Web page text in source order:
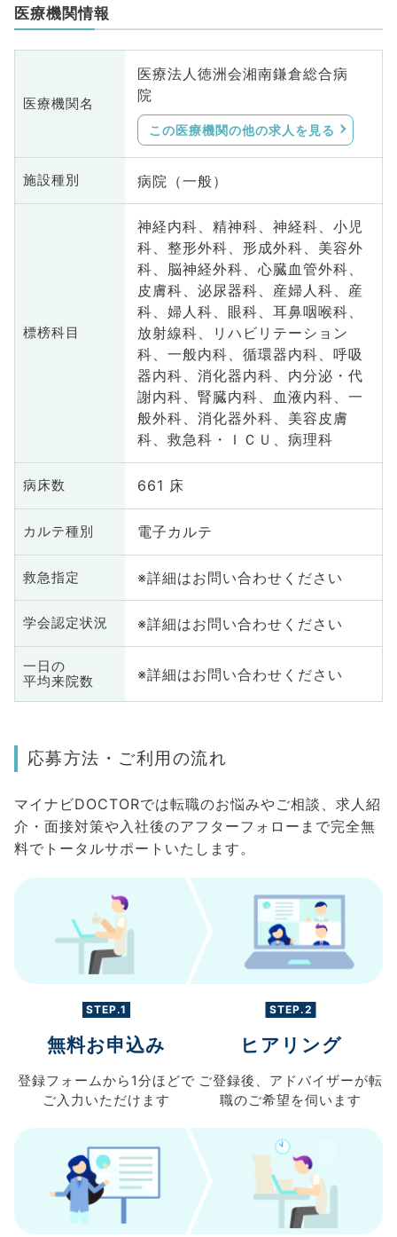
医療機関情報
医療機関名
医療法人徳洲会湘南鎌倉総合病
院
この医療機関の他の求人を見る
施設種別 病院（一般）
標榜科目
神経内科、精神科、神経科、小児
科、整形外科、形成外科、美容外
科、脳神経外科、心臓血管外科、
皮膚科、泌尿器科、産婦人科、産
科、婦人科、眼科、耳鼻咽喉科、
放射線科、リハビリテーション
科、一般内科、循環器内科、呼吸
器内科、消化器内科、内分泌・代
謝内科、腎臓内科、血液内科、一
般外科、消化器外科、美容皮膚
科、救急科・ＩＣＵ、病理科
病床数 661 床
カルテ種別 電子カルテ
救急指定 ※詳細はお問い合わせください
学会認定状況 ※詳細はお問い合わせください
一日の
平均来院数
※詳細はお問い合わせください
応募方法・ご利用の流れ
マイナビDOCTORでは転職のお悩みやご相談、求人紹
介・面接対策や入社後のアフターフォローまで完全無
料でトータルサポートいたします。
STEP.1
無料お申込み
登録フォームから 1分ほどで
ご入力 いただけます
STEP.2
ヒアリング
ご登録後、 アドバイザーが転
職のご希望を伺います